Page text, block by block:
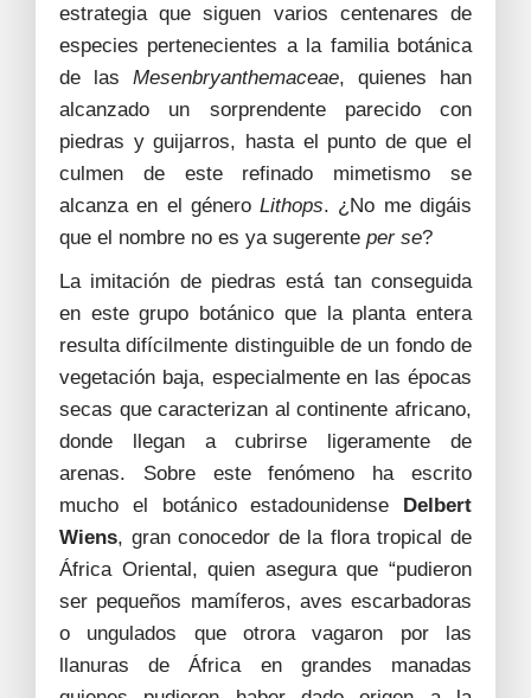
estrategia que siguen varios centenares de
especies pertenecientes a la familia botánica
de las Mesenbryanthemaceae, quienes han
alcanzado un sorprendente parecido con
piedras y guijarros, hasta el punto de que el
culmen de este refinado mimetismo se
alcanza en el géneroLithops. ¿No me digáis
que el nombre no es ya sugerente per se?
La imitación de piedras está tan conseguida
en este grupo botánico que la planta entera
resulta difícilmente distinguible de un fondo de
vegetación baja, especialmente en las épocas
secas que caracterizan al continente africano,
donde llegan a cubrirse ligeramente de
arenas. Sobre este fenómeno ha escrito
mucho el botánico estadounidense Delbert
Wiens, gran conocedor de la flora tropical de
África Oriental, quien asegura que “pudieron
ser pequeños mamíferos, aves escarbadoras
o ungulados que otrora vagaron por las
llanuras de África en grandes manadas